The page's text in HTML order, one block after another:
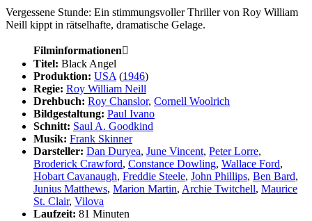
Vergessene Stunde: Ein stimmungsvoller Thriller von Roy William
Neill kippt in rätselhafte, dramatische Gelage.
Filminformationen
Titel: Black Angel
Produktion: USA (1946)
Regie: Roy William Neill
Drehbuch: Roy Chanslor, Cornell Woolrich
Bildgestaltung: Paul Ivano
Schnitt: Saul A. Goodkind
Musik: Frank Skinner
Darsteller: Dan Duryea, June Vincent, Peter Lorre,
Broderick Crawford, Constance Dowling, Wallace Ford,
Hobart Cavanaugh, Freddie Steele, John Phillips, Ben Bard,
Junius Matthews, Marion Martin, Archie Twitchell, Maurice
St. Clair, Vilova
Laufzeit: 81 Minuten